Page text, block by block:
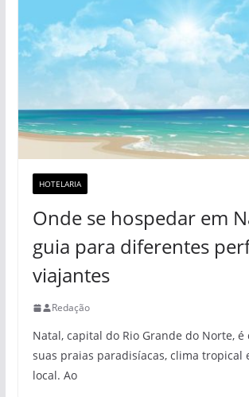
HOTELARIA
Onde se hospedar em
guia para diferentes
viajantes
Redação
Natal, capital do Rio Grande do Norte,
suas praias paradisíacas, clima tropical
local. Ao